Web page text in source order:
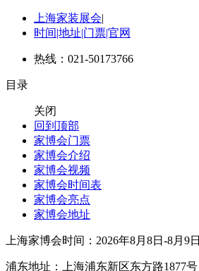
上海家装展会|
时间|地址|门票|官网
热线：021-50173766
目录
关闭
回到顶部
家博会门票
家博会介绍
家博会视频
家博会时间表
家博会亮点
家博会地址
上海家博会时间：2026年8月8日-8月9日
浦东地址：上海浦东新区东方路1877号